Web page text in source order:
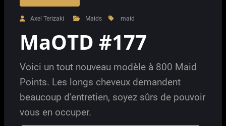
Axel Terizaki Maids maid
MaOTD #177
Voici un tout nouveau modèle à 800 Maid
Points. Les longs cheveux demandent
beaucoup d’entretien, soyez sûrs de pouvoir
vous en occuper.